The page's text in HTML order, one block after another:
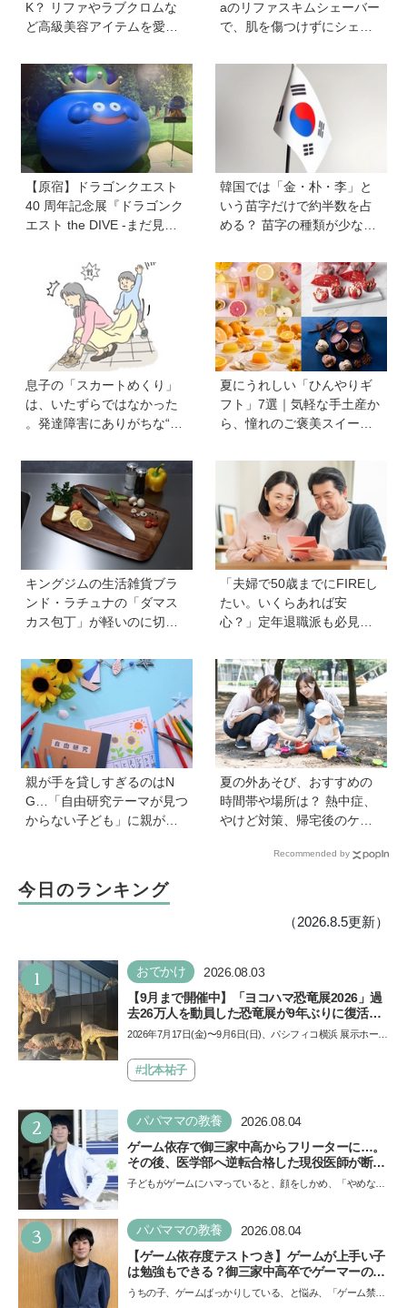
K？ リファやラブクロムな
ど高級美容アイテムを愛用
以上が美容に肯定的【HugK
um総研】
aのリファスキムシェーバー
で、肌を傷つけずにシェー
に入れて！
【原宿】ドラゴンクエスト
40 周年記念展『ドラゴンク
エスト the DIVE -まだ見ぬ
カドに登場！ VR体験からコ
ラボグルメ、限定グッズま
で親子で楽しめる注目イベ
韓国では「金・朴・李」と
いう苗字だけで約半数を占
める？ 苗字の種類が少ない
際問題】
息子の「スカートめくり」
は、いたずらではなかった
。発達障害にありがちな“誤
イザーが解説】
夏にうれしい「ひんやりギ
フト」7選｜気軽な手土産か
ら、憧れのご褒美スイーツ
キングジムの生活雑貨ブラ
ンド・ラチュナの「ダマス
カス包丁」が軽いのに切れ
スから卒業【プレゼントあ
り】
「夫婦で50歳までにFIREし
たい。いくらあれば安
心？」定年退職派も必見！
ロが解説【連載第13回】
親が手を貸しすぎるのはN
G…「自由研究テーマが見つ
からない子ども」に親がで
夏の外あそび、おすすめの
時間帯や場所は？ 熱中症、
やけど対策、帰宅後のケア
Recommended by
今日のランキング
（2026.8.5更新）
1 おでかけ 2026.08.03
【9月まで開催中】「ヨコハマ恐竜展2026」過
去26万人を動員した恐竜展が9年ぶりに復活！
夏休みのおでかけで楽しむポイントを完全ガイ
2026年7月17日(金)〜9月6日(日)、パシフィコ横浜 展示ホール
催…#北本祐子
2 パパママの教養 2026.08.04
ゲーム依存で御三家中高からフリーターに…。
その後、医学部へ逆転合格した現役医師が断言
「ゲームの経験が受験勉強に役立った」そう考
子どもがゲームにハマっていると、顔をしかめ、「やめなさ
い…
3 パパママの教養 2026.08.04
【ゲーム依存度テストつき】ゲームが上手い子
は勉強もできる？御三家中高卒でゲーマーの医
師・阿部智史さんが教えるゲームしながら受験
うちの子、ゲームばっかりしている、と悩み、「ゲーム禁